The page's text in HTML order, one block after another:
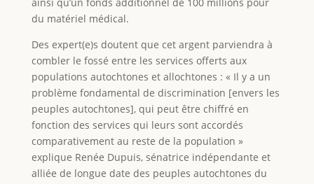
du matériel médical.
Des expert(e)s doutent que cet argent parviendra à
combler le fossé entre les services offerts aux
populations autochtones et allochtones : « Il y a un
problème fondamental de discrimination [envers les
peuples autochtones], qui peut être chiffré en
fonction des services qui leurs sont accordés
comparativement au reste de la population »
explique Renée Dupuis, sénatrice indépendante et
alliée de longue date des peuples autochtones du